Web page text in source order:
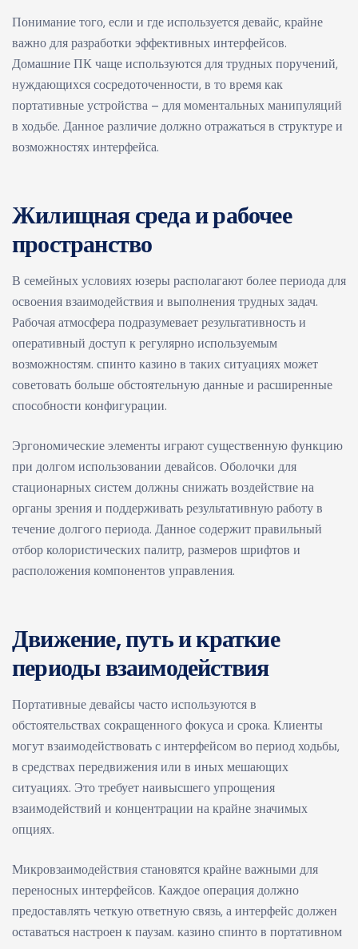
Понимание того, если и где используется девайс, крайне
важно для разработки эффективных интерфейсов.
Домашние ПК чаще используются для трудных поручений,
нуждающихся сосредоточенности, в то время как
портативные устройства – для моментальных манипуляций
в ходьбе. Данное различие должно отражаться в структуре и
возможностях интерфейса.
Жилищная среда и рабочее
пространство
В семейных условиях юзеры располагают более периода для
освоения взаимодействия и выполнения трудных задач.
Рабочая атмосфера подразумевает результативность и
оперативный доступ к регулярно используемым
возможностям. спинто казино в таких ситуациях может
советовать больше обстоятельную данные и расширенные
способности конфигурации.
Эргономические элементы играют существенную функцию
при долгом использовании девайсов. Оболочки для
стационарных систем должны снижать воздействие на
органы зрения и поддерживать результативную работу в
течение долгого периода. Данное содержит правильный
отбор колористических палитр, размеров шрифтов и
расположения компонентов управления.
Движение, путь и краткие
периоды взаимодействия
Портативные девайсы часто используются в
обстоятельствах сокращенного фокуса и срока. Клиенты
могут взаимодействовать с интерфейсом во период ходьбы,
в средствах передвижения или в иных мешающих
ситуациях. Это требует наивысшего упрощения
взаимодействий и концентрации на крайне значимых
опциях.
Микровзаимодействия становятся крайне важными для
переносных интерфейсов. Каждое операция должно
предоставлять четкую ответную связь, а интерфейс должен
оставаться настроен к паузам. казино спинто в портативном